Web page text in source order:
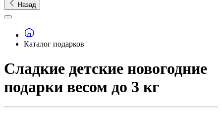
Назад
Каталог подарков
Сладкие детские новогодние
подарки весом до 3 кг